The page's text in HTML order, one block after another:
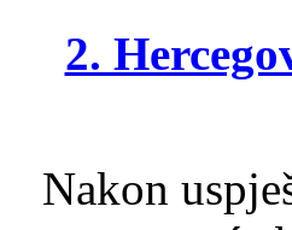
2.
Nakon